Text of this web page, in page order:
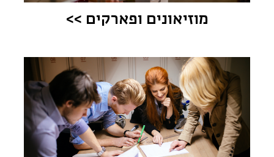
מוזיאונים ופארקים >>